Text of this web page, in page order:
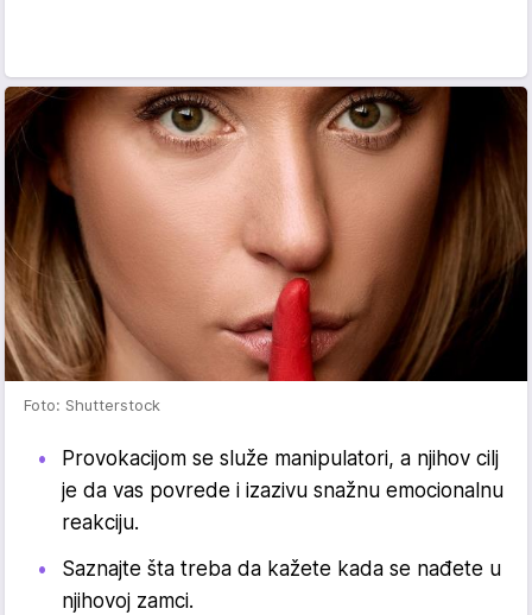
Foto: Shutterstock
Provokacijom se služe manipulatori, a njihov cilj
je da vas povrede i izazivu snažnu emocionalnu
reakciju.
Saznajte šta treba da kažete kada se nađete u
njihovoj zamci.